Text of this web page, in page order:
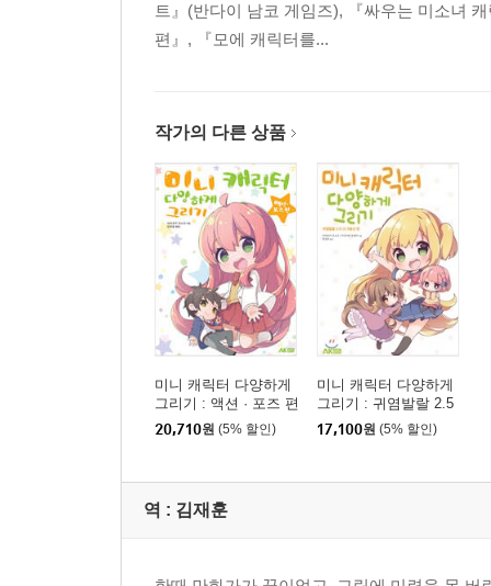
트』(반다이 남코 게임즈), 『싸우는 미소녀
편』, 『모에 캐릭터를...
작가의 다른 상품
미니 캐릭터 다양하게
그리기 : 액션 · 포즈 편
20,710원 (5% 할인)
미니 캐릭터 다양하게
그리기 : 귀염발랄 2.5
／2／3등신 편
17,100원 (5% 할인)
역 : 김재훈